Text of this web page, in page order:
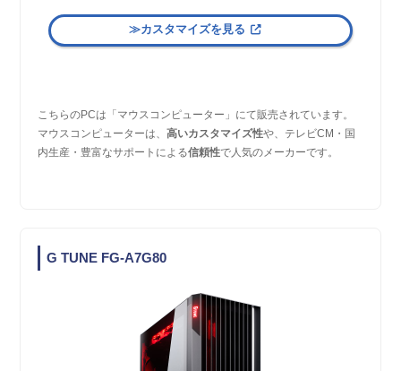
≫カスタマイズを見る
こちらのPCは「マウスコンピューター」にて販売されています。
マウスコンピューターは、高いカスタマイズ性や、テレビCM・国
内生産・豊富なサポートによる信頼性で人気のメーカーです。
G TUNE FG-A7G80